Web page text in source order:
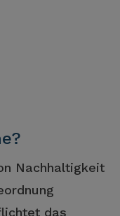
Nachhaltigkeit
das